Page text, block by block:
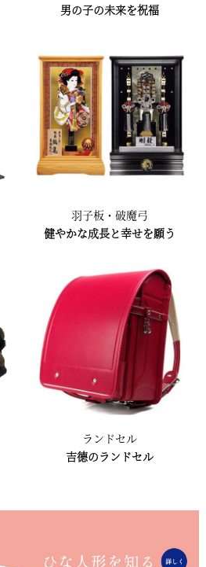
男の子の未来を祝福
羽子板・破魔弓
健やかな成長と幸せを願う
ランドセル
吉德のランドセル